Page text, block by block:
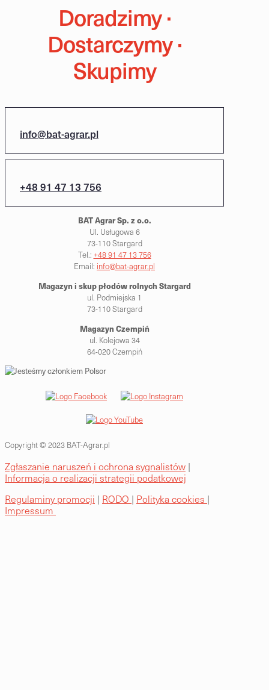
Doradzimy ·
Dostarczymy ·
Skupimy
info@bat-agrar.pl
+48 91 47 13 756
BAT Agrar Sp. z o.o.
Ul. Usługowa 6
73-110 Stargard
Tel.: +48 91 47 13 756
Email: info@bat-agrar.pl
Magazyn i skup płodów rolnychStargard
ul. Podmiejska 1
73-110 Stargard
Magazyn Czempiń
ul. Kolejowa 34
64-020 Czempiń
Copyright © 2023 BAT-Agrar.pl
Zgłaszanie naruszeń i ochrona sygnalistów |
Informacja o realizacji strategii podatkowej
Regulaminy promocji | RODO | Polityka cookies |
Impressum